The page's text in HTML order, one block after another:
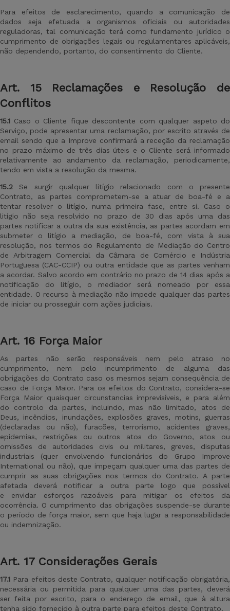
Para efeitos de esclarecimento, quando a comunicação de
dados seja efetuada a organismos oficiais ou autoridades
reguladoras, tal comunicação terá como fundamento jurídico o
cumprimento de obrigações legais ou regulamentares aplicáveis,
não dependendo, portanto, do consentimento do Cliente.
Art. 15 Reclamações e Resolução de
Conflitos
15.1 Caso o Cliente fique descontente com qualquer aspeto do
Serviço, pode apresentar uma reclamação, por escrito através de
email sendo que a Improve confirmará a receção da reclamação
no prazo máximo de três dias úteis e o Cliente será informado
relativamente ao andamento da reclamação, periodicamente,
tendo em vista a resolução da mesma.
15.2
Se surgir qualquer litígio relacionado com o presente
Contrato, as partes comprometem-se a atuar de boa-fé e a
tentar resolver o litígio, numa primeira fase, entre si. Caso o
litígio não seja resolvido no prazo de 30 dias após uma das
partes notificar a outra da sua existência, as partes acordam em
submeter o litígio a mediação, de boa-fé, com vista à sua
resolução, nos termos do Regulamento de Mediação do Centro
de Arbitragem Comercial da Câmara de Comércio e Indústria
Portuguesa (CAC-CCIP) ou outra entidade que as partes venham
a acordar. Salvo acordo em contrário no prazo de 14 dias após a
notificação do litígio, o mediador será nomeado por essa
entidade. O recurso à mediação não impede qualquer das partes
de iniciar ou prosseguir com ações judiciais.
Art. 16 Força Maior
As partes não serão responsáveis nem pelo atraso no
cumprimento, nem pelo incumprimento de alguma das
obrigações do Contrato caso os mesmos sejam consequência de
caso de Força Maior. Para os efeitos do Contrato, considera-se
Força Maior quaisquer circunstancias imprevisíveis, e para além
do controlo da partes, incluindo, mas não limitado, atos de
Deus, incêndios, inundações, explosões graves, motins, guerras
(declaradas ou não), furacões, terrorismo, acidentes graves,
epidemias, restrições ou outros atos do Governo, atos ou
omissões de autoridades civis ou militares, greves, disputas
industriais (quer envolvendo funcionários do Grupo Improve
International ou não), que impeçam qualquer uma das partes de
cumprir as suas obrigações nos termos do Contrato. A parte
afetada deverá notificar a outra parte logo que possível
e envidar esforços razoáveis para mitigar os efeitos da
ocorrência. O cumprimento das obrigações suspende-se durante
o período de força maior, sem que haja lugar a responsabilidade
ou indemnização.
Art. 17 Considerações Gerais
17.1 Para efeitos deste Contrato, qualquer notificação obrigatória,
necessária ou permitida para qualquer uma das partes, deverá
ser feita por escrito, para o endereço de email, que à altura
tenha sido fornecido à outra parte para efeitos deste Contrato.